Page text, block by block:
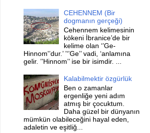
CEHENNEM (Bir
dogmanın gerçeği)
Cehennem kelimesinin
kökeni İbranice’de bir
kelime olan ‘’Ge-
Hinnom'’dur.’ ’‘’Ge’’ vadi, ‘anlamına
gelir. ’’Hinnom’’ ise bir isimdir. ...
Kalabilmektir özgürlük
Ben o zamanlar
ergenliğe yeni adım
atmış bir çocuktum.
Daha güzel bir dünyanın
mümkün olabileceğini hayal eden,
adaletin ve eşitliğ...